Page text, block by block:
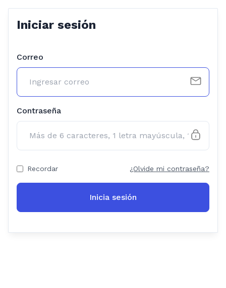
Iniciar sesión
Correo
Contraseña
Recordar ¿Olvide mi contraseña?